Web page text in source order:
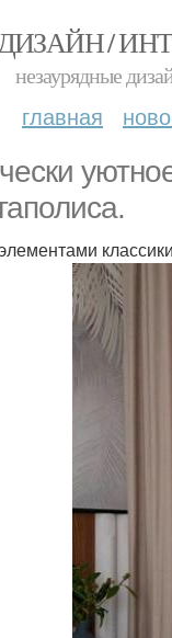
/
незаурядные
главная
классики